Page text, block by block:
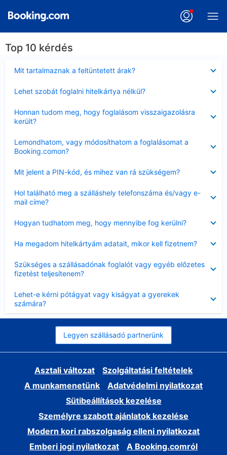
Top 10 kérdés
Mit tartalmaznak a feltüntetett árak?
Lehet szobát foglalni hitelkártya nélkül?
Honnan tudom meg, hogy foglalásom visszaigazolásra
került?
Lemondhatom, vagy módosíthatom a foglalásomat a
Booking.comon?
Mit jelent a PIN-kód, és mihez van rá szükségem?
Hol található meg a szálláshely telefonszáma és/vagy e-
mail címe?
Hogyan tudhatom meg, hogy mennyibe fog kerülni?
Ha megadom hitelkártyám adatait, mikor kell fizetnem?
Szükséges a szállásadónak foglalót vagy egyéb előzetes
fizetést teljesítenem?
Lehet-e kérni pótágyat vagy kiságyat a gyerekek
számára?
Legyen szállásadó partnerünk
Asztali változat
Szolgáltatási feltételek
A munkamenetünk
Adatvédelmi nyilatkozat
Sütibeállítások kezelése
Személyre szabott ajánlatok kezelése
Modern kori rabszolgaság elleni nyilatkozat
Emberi jogi nyilatkozat
A Booking.comról